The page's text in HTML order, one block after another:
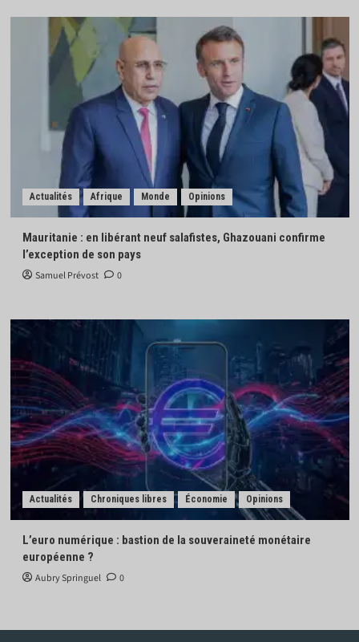
Actualités Afrique Monde Opinions
Mauritanie : en libérant neuf salafistes, Ghazouani confirme
l’exception de son pays
Samuel Prévost 0
Actualités Chroniques libres Économie Opinions
L’euro numérique : bastion de la souveraineté monétaire
européenne ?
Aubry Springuel 0